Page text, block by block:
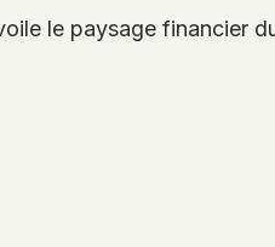
le paysage financier